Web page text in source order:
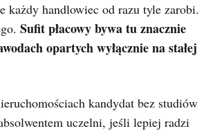
każdy handlowiec od razu tyle zarobi.
Sufit płacowy bywa tu znacznie
opartych wyłącznie na stałej
kandydat bez studiów
uczelni, jeśli lepiej radzi